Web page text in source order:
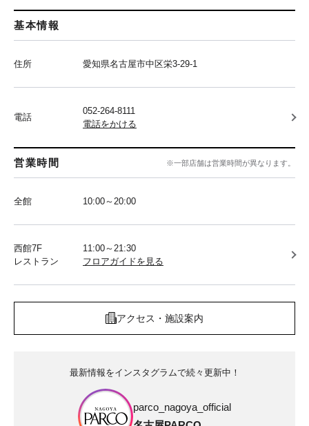
基本情報
住所 愛知県名古屋市中区栄3-29-1
電話
052-264-8111
電話をかける
営業時間 ※一部店舗は営業時間が異なります。
全館 10:00～20:00
西館7F
レストラン
11:00～21:30
フロアガイドを見る
アクセス・施設案内
最新情報をインスタグラムで続々更新中！
parco_nagoya_official